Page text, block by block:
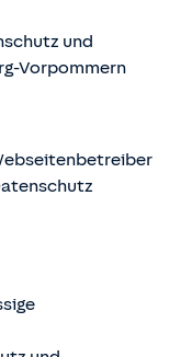
und
Vorpommern